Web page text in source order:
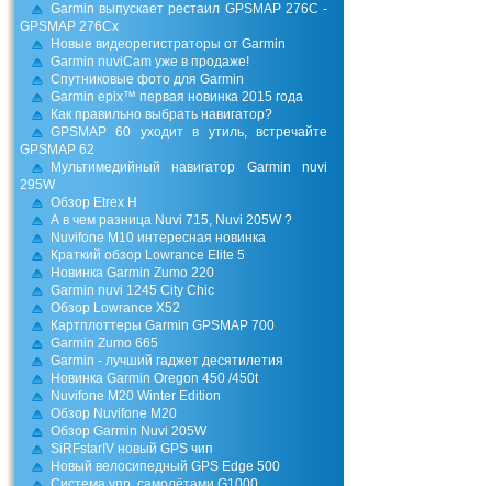
Garmin выпускает рестаил GPSMAP 276C -
GPSMAP 276Cx
Новые видеорегистраторы от Garmin
Garmin nuviCam уже в продаже!
Спутниковые фото для Garmin
Garmin epix™ первая новинка 2015 года
Как правильно выбрать навигатор?
GPSMAP 60 уходит в утиль, встречайте
GPSMAP 62
Мультимедийный навигатор Garmin nuvi
295W
Обзор Etrex H
А в чем разница Nuvi 715, Nuvi 205W ?
Nuvifone M10 интересная новинка
Краткий обзор Lowrance Elite 5
Новинка Garmin Zumo 220
Garmin nuvi 1245 City Chic
Обзор Lowrance X52
Картплоттеры Garmin GPSMAP 700
Garmin Zumo 665
Garmin - лучший гаджет десятилетия
Новинка Garmin Oregon 450 /450t
Nuvifone M20 Winter Edition
Обзор Nuvifone M20
Обзор Garmin Nuvi 205W
SiRFstarIV новый GPS чип
Новый велосипедный GPS Edge 500